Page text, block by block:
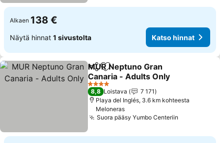
Alkaen 138 €
Näytä hinnat 1 sivustolta Katso hinnat
Jaa Lisää suosikkeihin
MUR Neptuno Gran
Canaria - Adults Only
Katso hinnat
4 Tähtiluokitus
8,8 Loistava
7 171
Playa del Inglés, 3.6 km kohteesta
Meloneras
Suora pääsy Yumbo Centeriin